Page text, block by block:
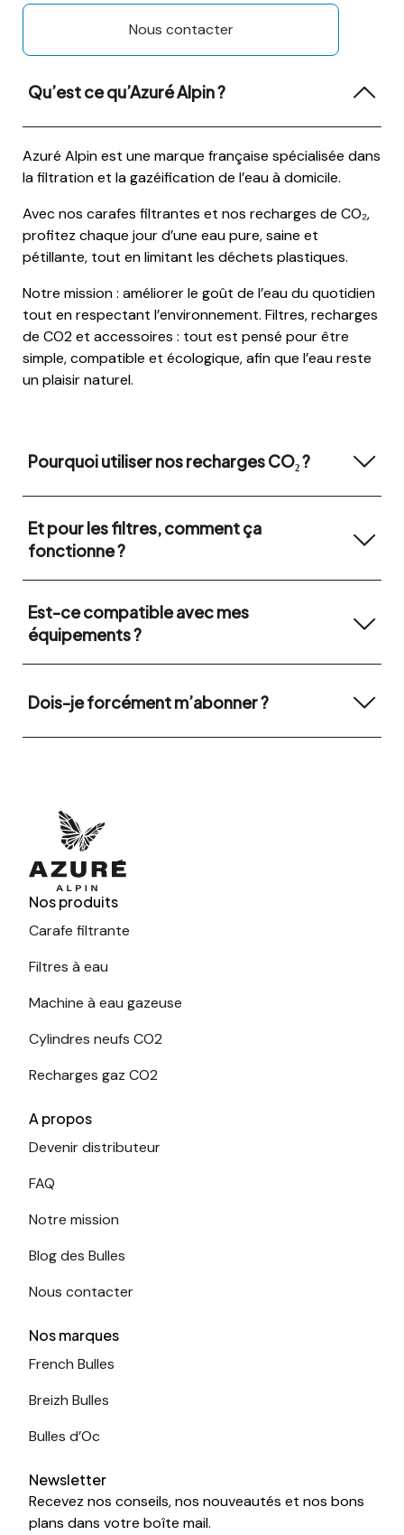
Nous contacter
Qu’est ce qu’Azuré Alpin ?
Azuré Alpin est une marque française spécialisée dans
la filtration et la gazéification de l’eau à domicile.
Avec nos carafes filtrantes et nos recharges de CO₂,
profitez chaque jour d’une eau pure, saine et
pétillante, tout en limitant les déchets plastiques.
Notre mission : améliorer le goût de l’eau du quotidien
tout en respectant l’environnement. Filtres, recharges
de CO2 et accessoires : tout est pensé pour être
simple, compatible et écologique, afin que l’eau reste
un plaisir naturel.
Pourquoi utiliser nos recharges CO₂ ?
Et pour les filtres, comment ça
fonctionne ?
Est-ce compatible avec mes
équipements ?
Dois-je forcément m’abonner ?
Nos produits
Carafe filtrante
Filtres à eau
Machine à eau gazeuse
Cylindres neufs CO2
Recharges gaz CO2
A propos
Devenir distributeur
FAQ
Notre mission
Blog des Bulles
Nous contacter
Nos marques
French Bulles
Breizh Bulles
Bulles d’Oc
Newsletter
Recevez nos conseils, nos nouveautés et nos bons
plans dans votre boîte mail.